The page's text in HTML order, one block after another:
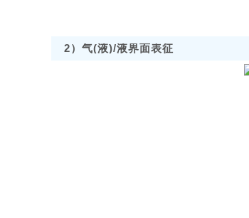
2）气(液)/液界面表征